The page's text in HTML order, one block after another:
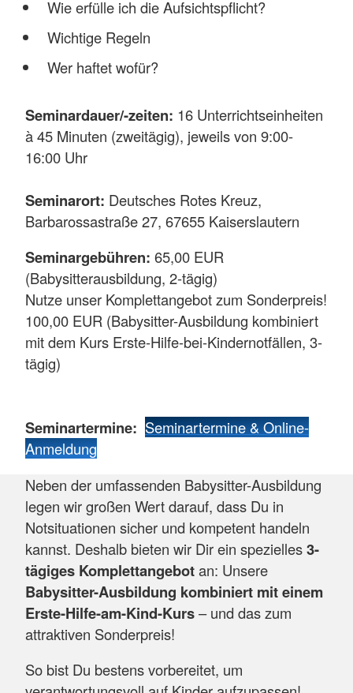
Wie erfülle ich die Aufsichtspflicht?
Wichtige Regeln
Wer haftet wofür?
Seminardauer/-zeiten: 16 Unterrichtseinheiten
à 45 Minuten (zweitägig), jeweils von 9:00-
16:00 Uhr
Seminarort: Deutsches Rotes Kreuz,
Barbarossastraße 27, 67655 Kaiserslautern
Seminargebühren: 65,00 EUR
(Babysitterausbildung, 2-tägig)
Nutze unser Komplettangebot zum Sonderpreis!
100,00 EUR (Babysitter-Ausbildung kombiniert
mit dem Kurs Erste-Hilfe-bei-Kindernotfällen, 3-
tägig)
Seminartermine: Seminartermine & Online-
Anmeldung
Neben der umfassenden Babysitter-Ausbildung
legen wir großen Wert darauf, dass Du in
Notsituationen sicher und kompetent handeln
kannst. Deshalb bieten wir Dir ein spezielles3-
tägiges Komplettangebotan: Unsere
Babysitter-Ausbildung kombiniert mit einem
Erste-Hilfe-am-Kind-Kurs– und das zum
attraktiven Sonderpreis!
So bist Du bestens vorbereitet, um